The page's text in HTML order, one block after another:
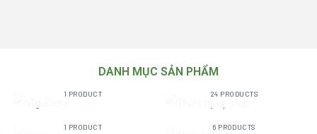
DANH MỤC SẢN PHẨM
1 PRODUCT 24 PRODUCTS
1 PRODUCT 6 PRODUCTS